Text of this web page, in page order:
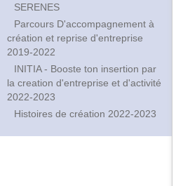
SERENES
Parcours D'accompagnement à
création et reprise d'entreprise
2019-2022
INITIA - Booste ton insertion par
la creation d'entreprise et d'activité
2022-2023
Histoires de création 2022-2023